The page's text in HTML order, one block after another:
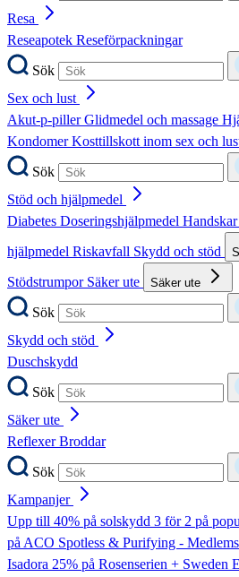
Resa
Reseapotek Reseförpackningar
Sök
Sex och lust
Akut-p-pillerGlidmedel och massage
KondomerKosttillskott inom sex och
Sök
Stöd och hjälpmedel
Diabetes Doseringshjälpmedel Handskar
hjälpmedel Riskavfall Skydd och stöd
Stödstrumpor Säker ute Säker ute
Sök
Skydd och stöd
Duschskydd
Sök
Säker ute
ReflexerBroddar
Sök
Kampanjer
Upp till 40% på solskydd 3 för 2 på
på ACO Spotless & Purifying -
Isadora 25% på Rosenserien + Sweden